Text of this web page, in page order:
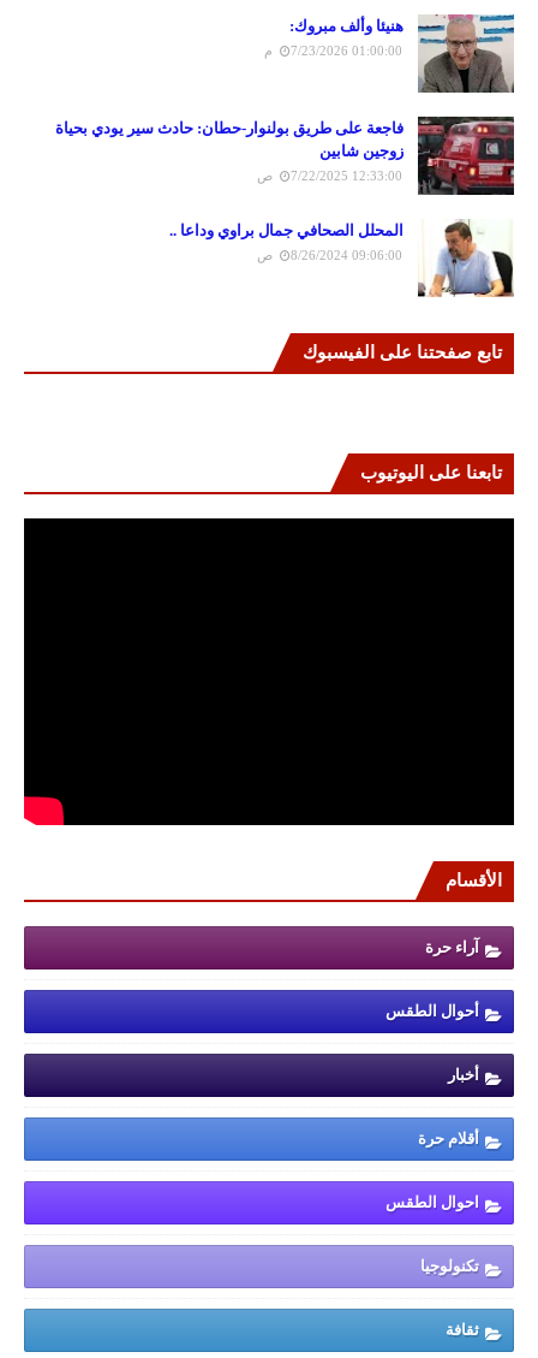
هنيئا وألف مبروك:
7/23/2026 01:00:00 م
فاجعة على طريق بولنوار-حطان: حادث سير يودي بحياة
زوجين شابين
7/22/2025 12:33:00 ص
المحلل الصحافي جمال براوي وداعا ..
8/26/2024 09:06:00 ص
تابع صفحتنا على الفيسبوك
تابعنا على اليوتيوب
الأقسام
آراء حرة
أحوال الطقس
أخبار
أقلام حرة
احوال الطقس
تكنولوجيا
ثقافة